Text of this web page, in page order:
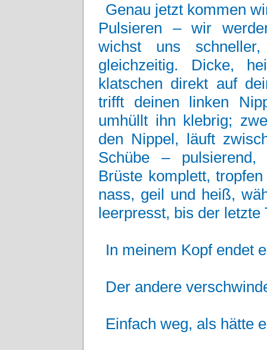
Genau jetzt kommen
Pulsieren – wir
wichst uns
gleichzeitig. Dicke,
klatschen direkt auf
trifft deinen linken
umhüllt ihn klebrig;
den Nippel, läuft
Schübe –
Brüste komplett,
nass, geil und heiß,
leerpresst, bis der letzte
In meinem Kopf endet
Der andere
Einfach weg, als hätte